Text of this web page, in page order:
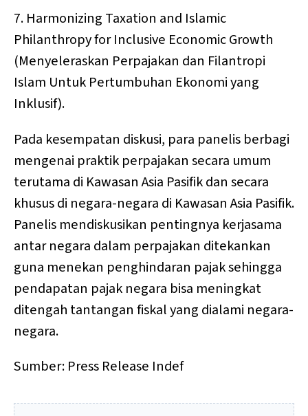
7. Harmonizing Taxation and Islamic
Philanthropy for Inclusive Economic Growth
(Menyeleraskan Perpajakan dan Filantropi
Islam Untuk Pertumbuhan Ekonomi yang
Inklusif).
Pada kesempatan diskusi, para panelis berbagi
mengenai praktik perpajakan secara umum
terutama di Kawasan Asia Pasifik dan secara
khusus di negara-negara di Kawasan Asia Pasifik.
Panelis mendiskusikan pentingnya kerjasama
antar negara dalam perpajakan ditekankan
guna menekan penghindaran pajak sehingga
pendapatan pajak negara bisa meningkat
ditengah tantangan fiskal yang dialami negara-
negara.
Sumber: Press Release Indef